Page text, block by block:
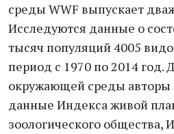
среды WWF выпускает
Исследуются данные о
тысяч популяций 4005
период с 1970 по 2014 год.
окружающей среды авторы
данные Индекса живой
зоологического общества,